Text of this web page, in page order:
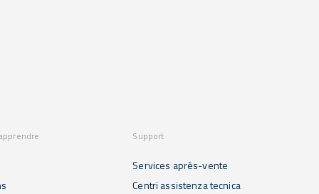
Support
Services après-vente
Centri assistenza tecnica